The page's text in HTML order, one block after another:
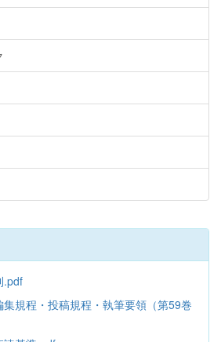
.pdf
集規程・投稿規程・執筆要領（第59巻